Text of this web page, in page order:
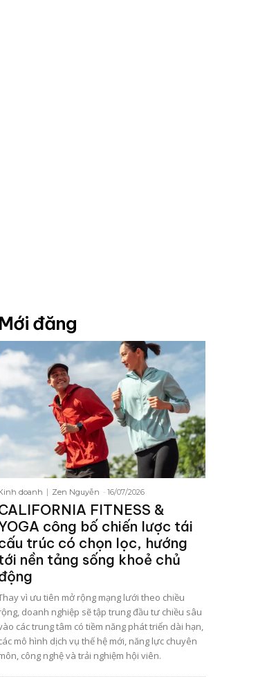
Mới đăng
doanh Zen Nguyễn - 16/07/2026
FITNESS &
công bố chiến lược tái
trúc có chọn lọc, hướng
nền tảng sống khoẻ chủ
vì ưu tiên mở rộng mạng lưới theo chiều
doanh nghiệp sẽ tập trung đầu tư chiều sâu
các trung tâm có tiềm năng phát triển dài hạn,
mô hình dịch vụ thế hệ mới, năng lực chuyên
công nghệ và trải nghiệm hội viên.